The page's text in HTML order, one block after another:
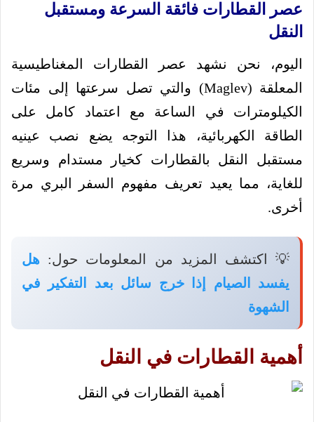
عصر القطارات فائقة السرعة ومستقبل
النقل
اليوم، نحن نشهد عصر القطارات المغناطيسية
المعلقة (Maglev) والتي تصل سرعتها إلى مئات
الكيلومترات في الساعة مع اعتماد كامل على
الطاقة الكهربائية، هذا التوجه يضع نصب عينيه
مستقبل النقل بالقطارات كخيار مستدام وسريع
للغاية، مما يعيد تعريف مفهوم السفر البري مرة
أخرى.
💡 اكتشف المزيد من المعلومات حول: هل
يفسد الصيام إذا خرج سائل بعد التفكير في
الشهوة
أهمية القطارات في النقل